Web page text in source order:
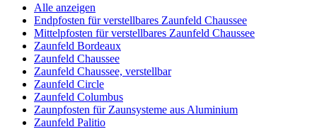
Alle anzeigen
Endpfosten für verstellbares Zaunfeld Chaussee
Mittelpfosten für verstellbares Zaunfeld Chaussee
Zaunfeld Bordeaux
Zaunfeld Chaussee
Zaunfeld Chaussee, verstellbar
Zaunfeld Circle
Zaunfeld Columbus
Zaunpfosten für Zaunsysteme aus Aluminium
Zaunfeld Palitio